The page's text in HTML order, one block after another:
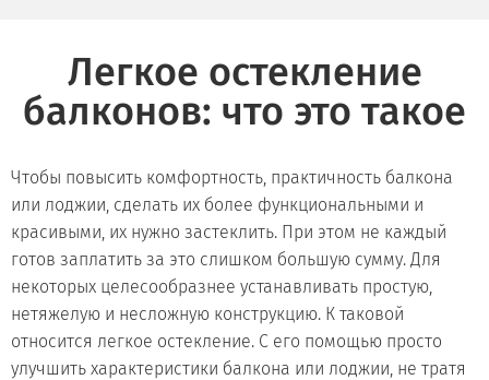
Легкое остекление
балконов: что это такое
Чтобы повысить комфортность, практичность балкона
или лоджии, сделать их более функциональными и
красивыми, их нужно застеклить. При этом не каждый
готов заплатить за это слишком большую сумму. Для
некоторых целесообразнее устанавливать простую,
нетяжелую и несложную конструкцию. К таковой
относится легкое остекление. С его помощью просто
улучшить характеристики балкона или лоджии, не тратя